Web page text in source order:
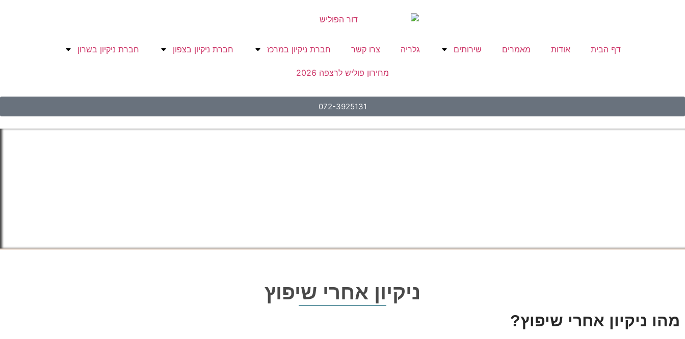
דף הבית אודות מאמרים שירותים גלריה צרו קשר חברת ניקיון במרכז חברת ניקיון בצפון חברת ניקיון בשרון
מחירון פוליש לרצפה 2026
072-3925131
ניקיון אחרי שיפוץ
מהו ניקיון אחרי שיפוץ?